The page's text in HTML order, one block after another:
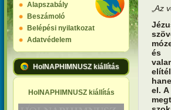
Alapszabály
Beszámoló
Belépési nyilatkozat
Adatvédelem
HolNAPHIMNUSZ kiállítás
HolNAPHIMNUSZ kiállítás
Az
és
el.